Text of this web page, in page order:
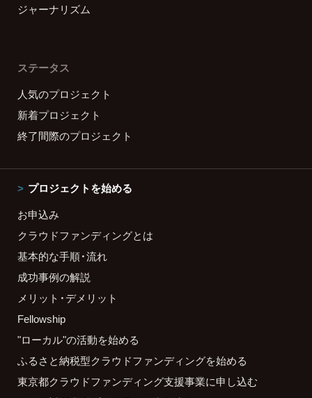
ジャーナリズム
ステータス
人気のプロジェクト
新着プロジェクト
終了間際のプロジェクト
プロジェクトを始める
お申込み
クラウドファンディングとは
基本的な手順・流れ
成功事例の解説
メリット・デメリット
Fellowship
"ローカル"の活動を始める
ふるさと納税型クラウドファンディングを始める
東京都クラウドファンディング支援事業に申し込む